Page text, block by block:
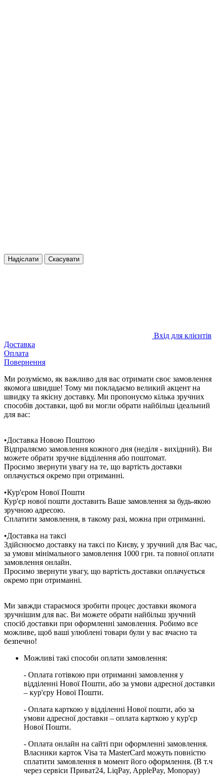
Надіслати Скасувати
Вхід для клієнтів
Доставка
Оплата
Повернення
Ми розуміємо, як важливо для вас отримати своє замовлення
якомога швидше! Тому ми покладаємо великий акцент на
швидку та якісну доставку. Ми пропонуємо кілька зручних
способів доставки, щоб ви могли обрати найбільш ідеальний
для вас:
•Доставка Новою Поштою
Відпраляємо замовлення кожного дня (неділя - вихідний). Ви
можете обрати зручне відділення або поштомат.
Просимо звернути увагу на те, що вартість доставки
оплачується окремо при отриманні.
•Кур'єром Нової Пошти
Кур'єр нової пошти доставить Ваше замовлення за будь-якою
зручною адресою.
Сплатити замовлення, в такому разі, можна при отриманні.
•Доставка на таксі
Здійснюємо доставку на таксі по Києву, у зручний для Вас час,
за умови мінімального замовлення 1000 грн. та повної оплати
замовлення онлайн.
Просимо звернути увагу, що вартість доставки оплачується
окремо при отриманні.
Ми завжди стараємося зробити процес доставки якомога
зручнішим для вас. Ви можете обрати найбільш зручний
спосіб доставки при оформленні замовлення. Робимо все
можливе, щоб ваші улюблені товари були у вас вчасно та
безпечно!
Можливі такі способи оплати замовлення:
- Оплата готівкою при отриманні замовлення у
відділенні Нової Пошти, або за умови адресної доставки
– кур'єру Нової Пошти.
- Оплата карткою у відділенні Нової пошти, або за
умови адресної доставки – оплата карткою у кур'єр
Нової Пошти.
- Оплата онлайн на сайті при оформленні замовлення.
Власники карток Visa та MasterCard можуть повністю
сплатити замовлення в момент його оформлення. (В т.ч
через сервіси Приват24, LiqPay, ApplePay, Monopay)